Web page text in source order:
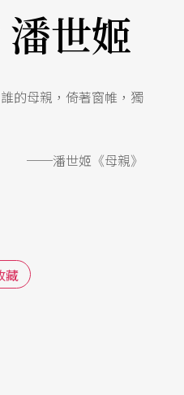
世姬
的母親，倚著窗帷，獨
──潘世姬《母親》
藏